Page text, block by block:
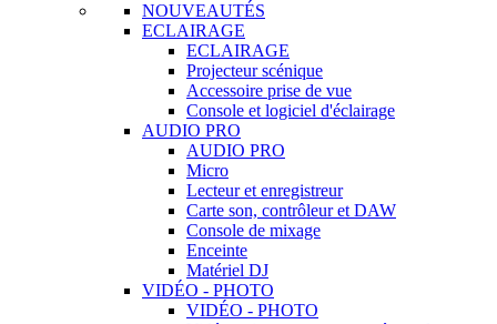
NOUVEAUTÉS
ECLAIRAGE
ECLAIRAGE
Projecteur scénique
Accessoire prise de vue
Console et logiciel d'éclairage
AUDIO PRO
AUDIO PRO
Micro
Lecteur et enregistreur
Carte son, contrôleur et DAW
Console de mixage
Enceinte
Matériel DJ
VIDÉO - PHOTO
VIDÉO - PHOTO